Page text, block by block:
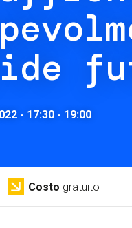
- 17:30- 19:00
Costo gratuito